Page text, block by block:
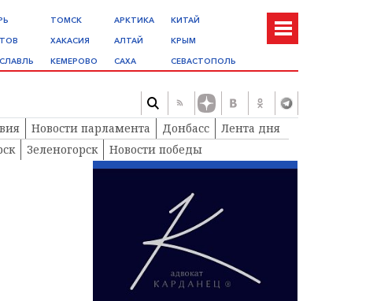
ТОМСК
ХАКАСИЯ
КЕМЕРОВО
АРКТИКА
АЛТАЙ
САХА
КИТАЙ
КРЫМ
СЕВАСТОПОЛЬ
Новости парламента Донбасс
Лента дня
Зеленогорск
Новости победы